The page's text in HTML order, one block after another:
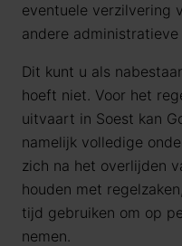
eventuele verzilvering
andere administratieve
Dit kunt u als
hoeft niet. Voor het
uitvaart in Soest kan
namelijk volledige
zich na het overlijden
houden met
tijd gebruiken om op
nemen.